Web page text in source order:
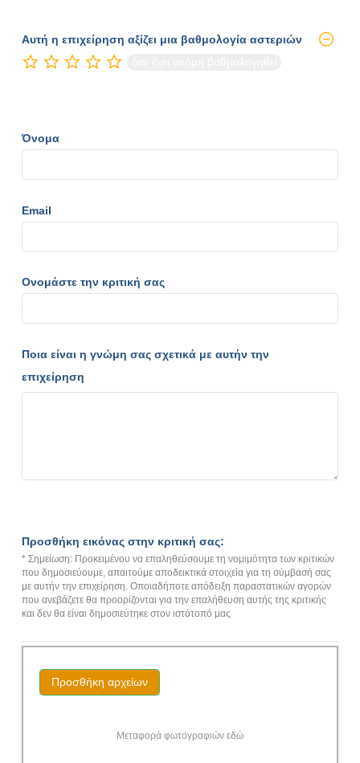
Αυτή η επιχείρηση αξίζει μια βαθμολογία αστεριών
Όνομα
Email
Ονομάστε την κριτική σας
Ποια είναι η γνώμη σας σχετικά με αυτήν την
επιχείρηση
Προσθήκη εικόνας στην κριτική σας:
* Σημείωση: Προκειμένου να επαληθεύσουμε τη νομιμότητα των κριτικών
που δημοσιεύουμε, απαιτούμε αποδεικτικά στοιχεία για τη σύμβασή σας
με αυτήν την επιχείρηση. Οποιαδήποτε απόδειξη παραστατικών αγορών
που ανεβάζετε θα προορίζονται για την επαλήθευση αυτής της κριτικής
και δεν θα είναι δημοσιεύτηκε στον ιστότοπό μας
Προσθήκη αρχείων
Μεταφορά φωτογραφιών εδώ